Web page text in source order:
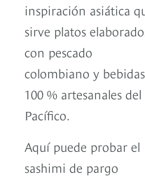
inspiración asiática
sirve platos
con pescado
colombiano y bebidas
100 % artesanales del
Pacífico.
Aquí puede probar el
sashimi de pargo